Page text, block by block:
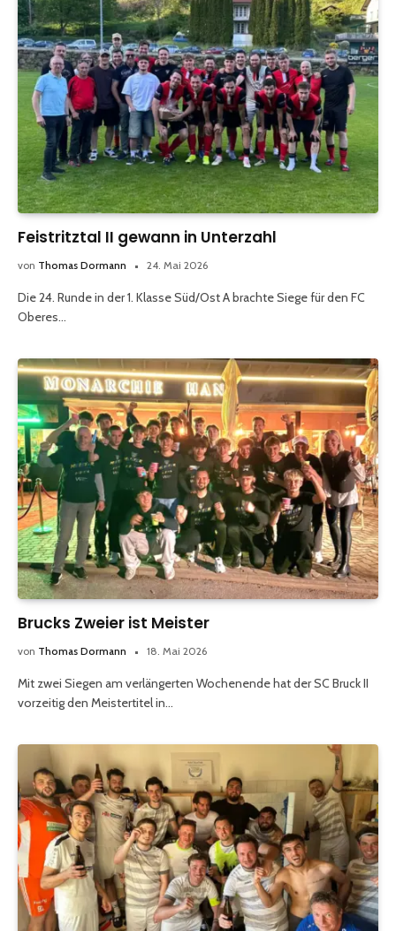
Feistritztal II gewann in Unterzahl
von Thomas Dormann 24. Mai 2026
Die 24. Runde in der 1. Klasse Süd/Ost A brachte Siege für den FC
Oberes…
Brucks Zweier ist Meister
von Thomas Dormann 18. Mai 2026
Mit zwei Siegen am verlängerten Wochenende hat der SC Bruck II
vorzeitig den Meistertitel in…